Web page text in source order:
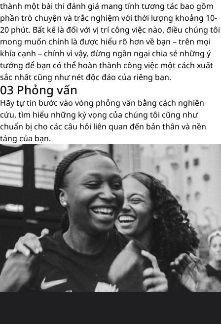
thành một bài thi đánh giá mang tính tương tác bao gồm
phần trò chuyện và trắc nghiệm với thời lượng khoảng 10-
20 phút. Bất kể là đối với vị trí công việc nào, điều chúng tôi
mong muốn chính là được hiểu rõ hơn về bạn – trên mọi
khía cạnh – chính vì vậy, đừng ngần ngại chia sẻ những ý
tưởng để bạn có thể hoàn thành công việc một cách xuất
sắc nhất cũng như nét độc đáo của riêng bạn.
03 Phỏng vấn
Hãy tự tin bước vào vòng phỏng vấn bằng cách nghiên
cứu, tìm hiểu những kỳ vọng của chúng tôi cũng như
chuẩn bị cho các câu hỏi liên quan đến bản thân và nền
tảng của bạn.